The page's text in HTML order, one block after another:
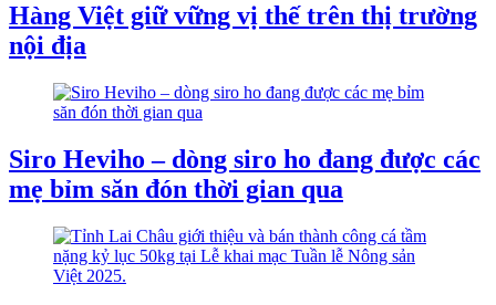
Hàng Việt giữ vững vị thế trên thị trường
nội địa
Siro Heviho – dòng siro ho đang được các
mẹ bỉm săn đón thời gian qua